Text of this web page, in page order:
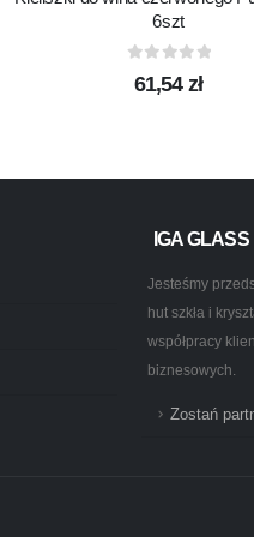
6szt
61,54 zł
IGA GLASS
Jesteśmy
hut szkła i
współpracy
biznesowych.
Zostań